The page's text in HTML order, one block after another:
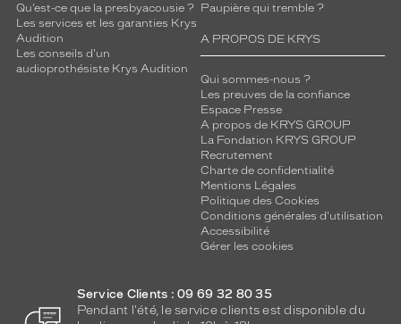
Qu’est-ce que la presbyacousie ?
Les services et les garanties Krys
Audition
Les conseils d'un
audioprothésiste Krys Audition
Paupière qui tremble ?
A PROPOS DE KRYS
Qui sommes-nous ?
Les preuves de la confiance
Espace Presse
A propos de KRYS GROUP
La Fondation KRYS GROUP
Recrutement
Charte de confidentialité
Mentions Légales
Politique des Cookies
Conditions générales d'utilisation
Accessibilité
Gérer les cookies
Service Clients : 09 69 32 80 35
Pendant l'été, le service clients est disponible du